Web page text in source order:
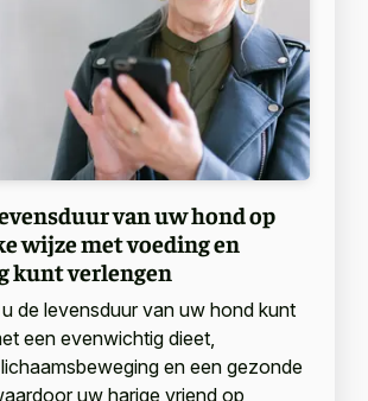
van uw hond op
wijze met voeding en
kunt verlengen
de levensduur van uw hond kunt
een evenwichtig dieet,
en een gezonde
uw harige vriend op